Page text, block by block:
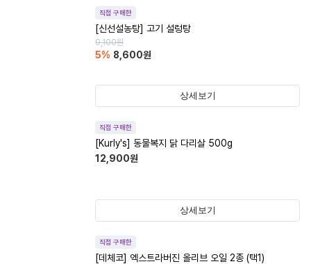
직접 구매한
[신선설농탕] 고기 설렁탕
9,100원
5% 8,600원
상세보기
직접 구매한
[Kurly's] 동물복지 닭 다리살 500g
12,900원
상세보기
직접 구매한
[데체코] 엑스트라버진 올리브 오일 2종 (택1)